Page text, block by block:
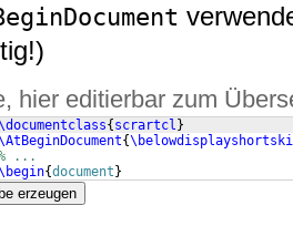
hier editierbar zum
{ scrartcl }
{
...
{document }
erzeugen